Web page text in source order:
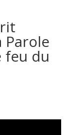
Parole
feu du